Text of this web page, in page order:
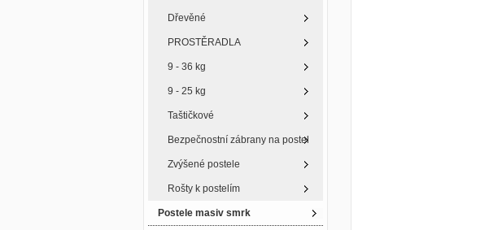
Dřevěné
PROSTĚRADLA
9 - 36 kg
9 - 25 kg
Taštičkové
Bezpečnostní zábrany na postel
Zvýšené postele
Rošty k postelím
Postele masiv smrk